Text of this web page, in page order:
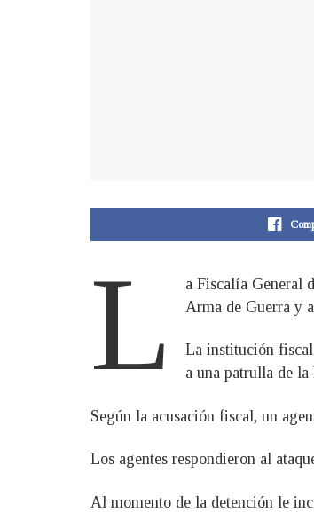
L
a Fiscalía General
Arma de Guerra y
La institución
a una patrulla de
Según la acusación fiscal, un
Los agentes respondieron al
Al momento de la detención le